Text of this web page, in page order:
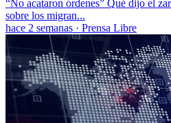
“No acataron órdenes” Qué dijo el
sobre los migran...
hace 2 semanas · Prensa Libre